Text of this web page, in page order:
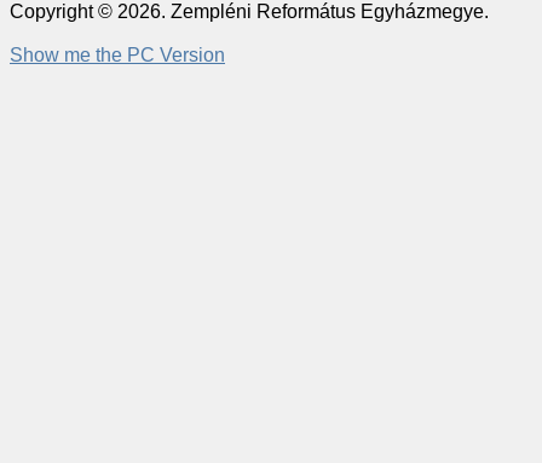
Copyright © 2026. Zempléni Református Egyházmegye.
Show me the PC Version